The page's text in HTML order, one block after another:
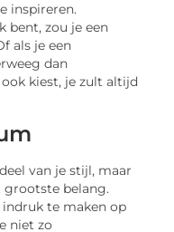
inspireren.
bent, zou je een
als je een
dan
kiest, je zult altijd
van je stijl, maar
grootste belang.
te maken op
niet zo